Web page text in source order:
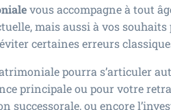
vous accompagne à tout
mais aussi à vos souhaits
certaines erreurs
pourra s’articuler
principale ou pour votre
successorale, ou encore